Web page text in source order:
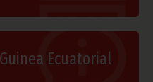
Ecuatorial